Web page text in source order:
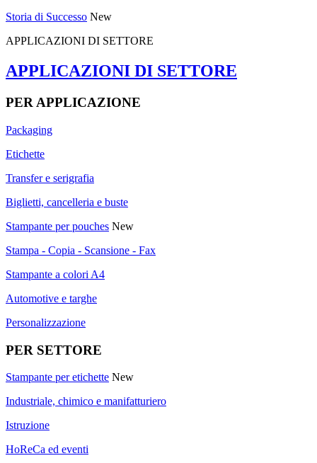
Storia di Successo New
APPLICAZIONI DI SETTORE
APPLICAZIONI DI SETTORE
PER APPLICAZIONE
Packaging
Etichette
Transfer e serigrafia
Biglietti, cancelleria e buste
Stampante per pouches New
Stampa - Copia - Scansione - Fax
Stampante a colori A4
Automotive e targhe
Personalizzazione
PER SETTORE
Stampante per etichette New
Industriale, chimico e manifatturiero
Istruzione
HoReCa ed eventi